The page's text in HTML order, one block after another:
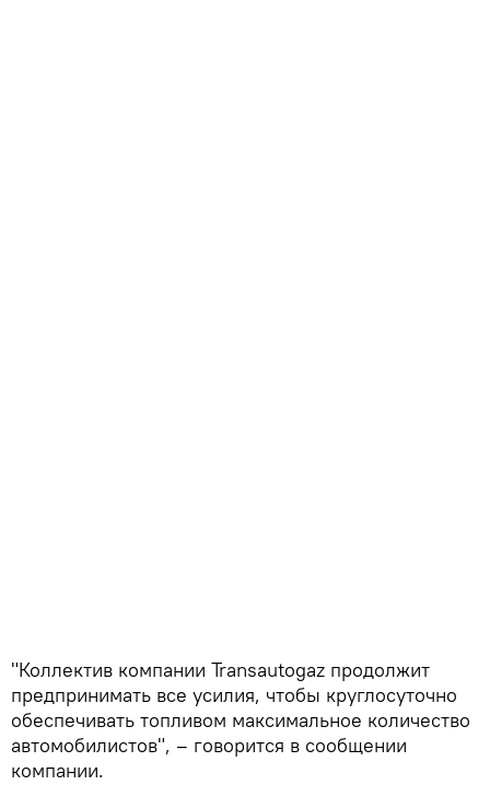
"Коллектив компании Transautogaz продолжит
предпринимать все усилия, чтобы круглосуточно
обеспечивать топливом максимальное количество
автомобилистов", – говорится в сообщении
компании.